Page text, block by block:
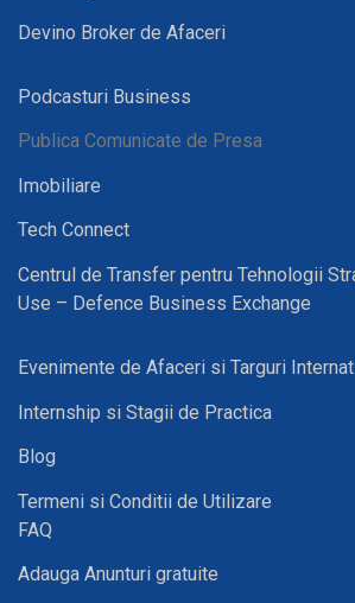
Devino Broker de Afaceri
Podcasturi Business
Publica Comunicate de Presa
Imobiliare
Tech Connect
Centrul de Transfer pentru Tehnologii
Use – Defence Business Exchange
Evenimente de Afaceri si Targuri
Internship si Stagii de Practica
Blog
Termeni si Conditii de Utilizare
FAQ
Adauga Anunturi gratuite